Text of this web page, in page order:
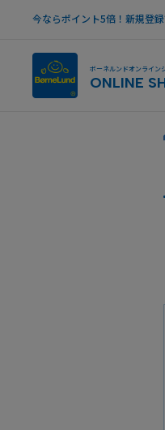
今ならポイント5倍！新規登
ボーネルンドオンライン
ONLINE